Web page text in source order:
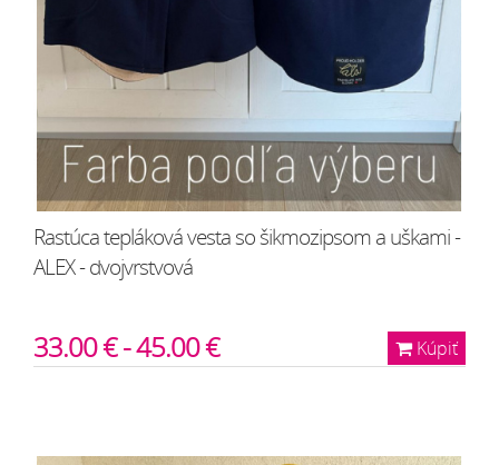
Rastúca tepláková vesta so šikmozipsom a uškami -
ALEX - dvojvrstvová
Kúpiť
33.00 € - 45.00 €